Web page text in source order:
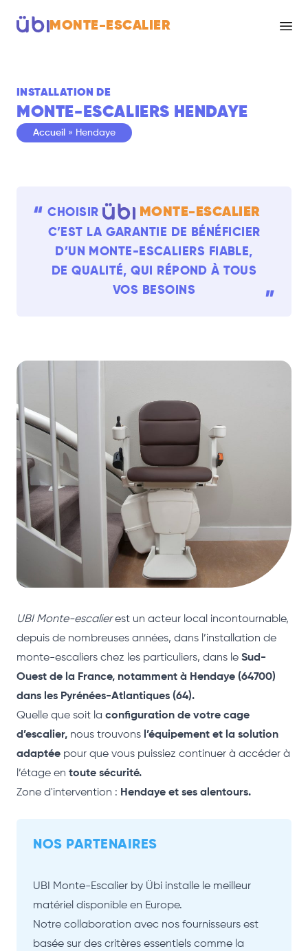
MONTE-ESCALIER
INSTALLATION DE
MONTE-ESCALIERS HENDAYE
Accueil » Hendaye
“ CHOISIR MONTE-ESCALIER
C’EST LA GARANTIE DE BÉNÉFICIER
D’UN
MONTE-ESCALIERS FIABLE,
DE QUALITÉ, QUI RÉPOND À TOUS
VOS BESOINS
“
UBI Monte-escalierest un acteur local incontournable,
depuis de nombreuses années, dans l’installation de
monte-escaliers chez les particuliers, dans le Sud-
Ouest de la France, notamment à Hendaye (64700)
dans les Pyrénées-Atlantiques (64).
Quelle que soit la configuration de votre cage
d’escalier, nous trouvons l’équipement et la solution
adaptée pour que vous puissiez continuer à accéder à
l’étage en toute sécurité.
Zone d'intervention : Hendaye et ses alentours.
NOS PARTENAIRES
UBI Monte-Escalier by Übi installe le meilleur
matériel disponible en Europe.
Notre collaboration avec nos fournisseurs est
basée sur des critères essentiels comme la